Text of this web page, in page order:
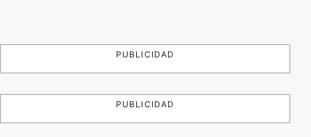
PUBLICIDAD
PUBLICIDAD